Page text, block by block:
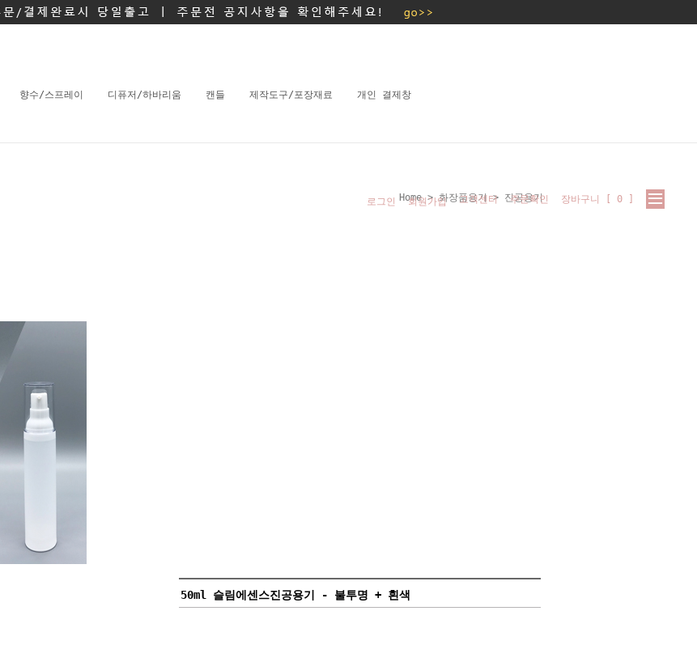
향수/스프레이 디퓨저/하바리움 캔들 제작도구/포장재료 개인 결제창
로그인 회원가입 고객센터 주문확인 장바구니 [ 0
Home>화장품용기 > 진공용기
50ml 슬림에센스진공용기 - 불투명 + 흰색